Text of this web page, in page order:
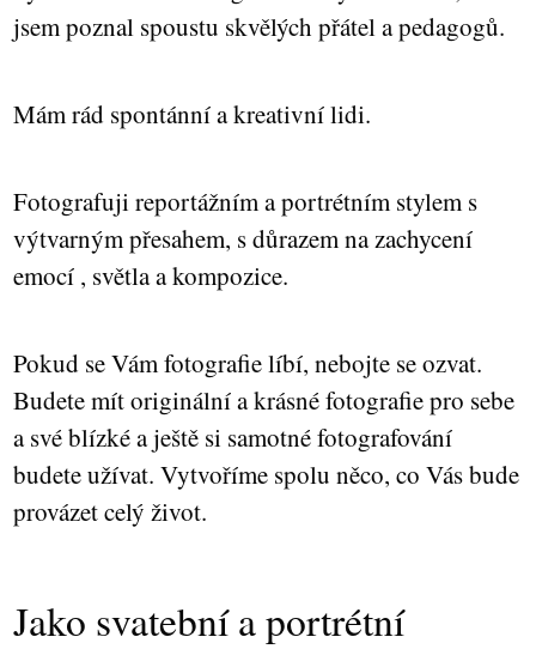
jsem poznal spoustu skvělých přátel a pedagogů.
Mám rád spontánní a kreativní lidi.
Fotografuji reportážním a portrétním stylem s
výtvarným přesahem, s důrazem na zachycení
emocí , světla a kompozice.
Pokud se Vám fotografie líbí, nebojte se ozvat.
Budete mít originální a krásné fotografie pro sebe
a své blízké a ještě si samotné fotografování
budete užívat. Vytvoříme spolu něco, co Vás bude
provázet celý život.
Jako svatební a portrétní